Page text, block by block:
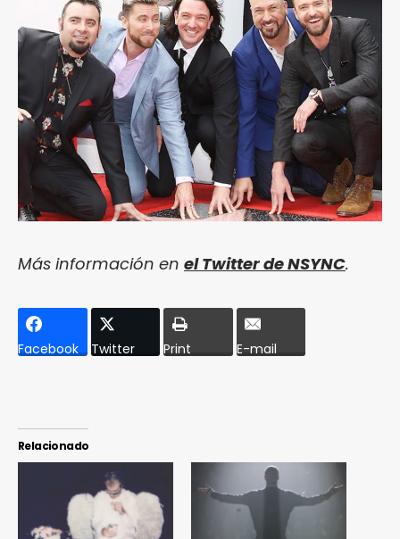
Más información en el Twitter de NSYNC.
Facebook Twitter Print E-mail
Relacionado